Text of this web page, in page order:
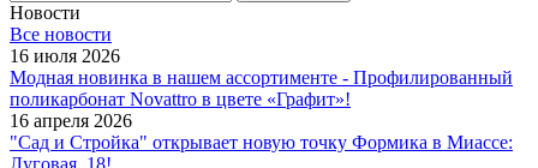
Новости
Все новости
16 июля 2026
Модная новинка в нашем ассортименте - Профилированный
поликарбонат Novattro в цвете «Графит»!
16 апреля 2026
"Сад и Стройка" открывает новую точку Формика в Миассе:
Луговая, 18!